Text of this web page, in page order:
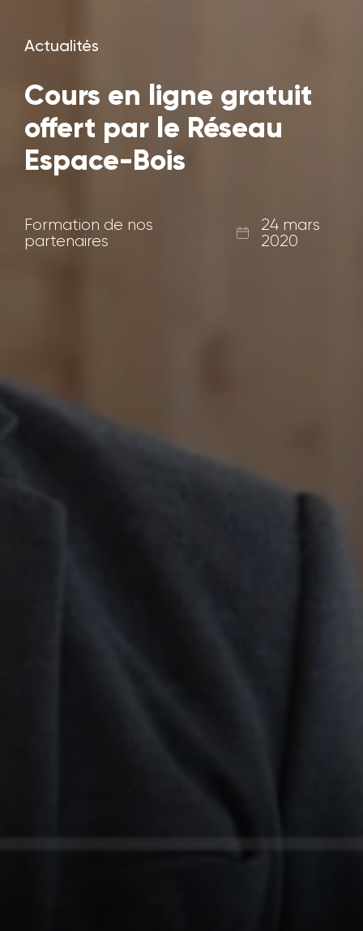
Actualités
Cours en ligne gratuit
offert par le Réseau
Espace-Bois
Formation de nos
partenaires
24 mars
2020